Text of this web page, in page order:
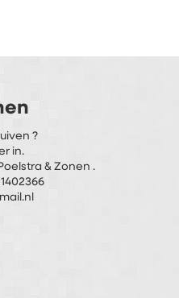
?
in.
& Zonen .